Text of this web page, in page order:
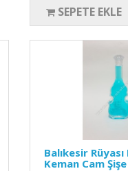
SEPETE EKLE
Balıkesir
Keman Cam